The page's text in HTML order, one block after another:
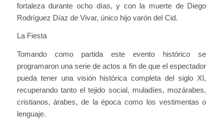
fortaleza durante ocho días, y con la muerte de Diego
Rodríguez Díaz de Vivar, único hijo varón del Cid.
La Fiesta
Tomando como partida este evento histórico se
programaron una serie de actos a fin de que el espectador
pueda tener una visión histórica completa del siglo XI,
recuperando tanto el tejido social, muladíes, mozárabes,
cristianos, árabes, de la época como los vestimentas o
lenguaje.